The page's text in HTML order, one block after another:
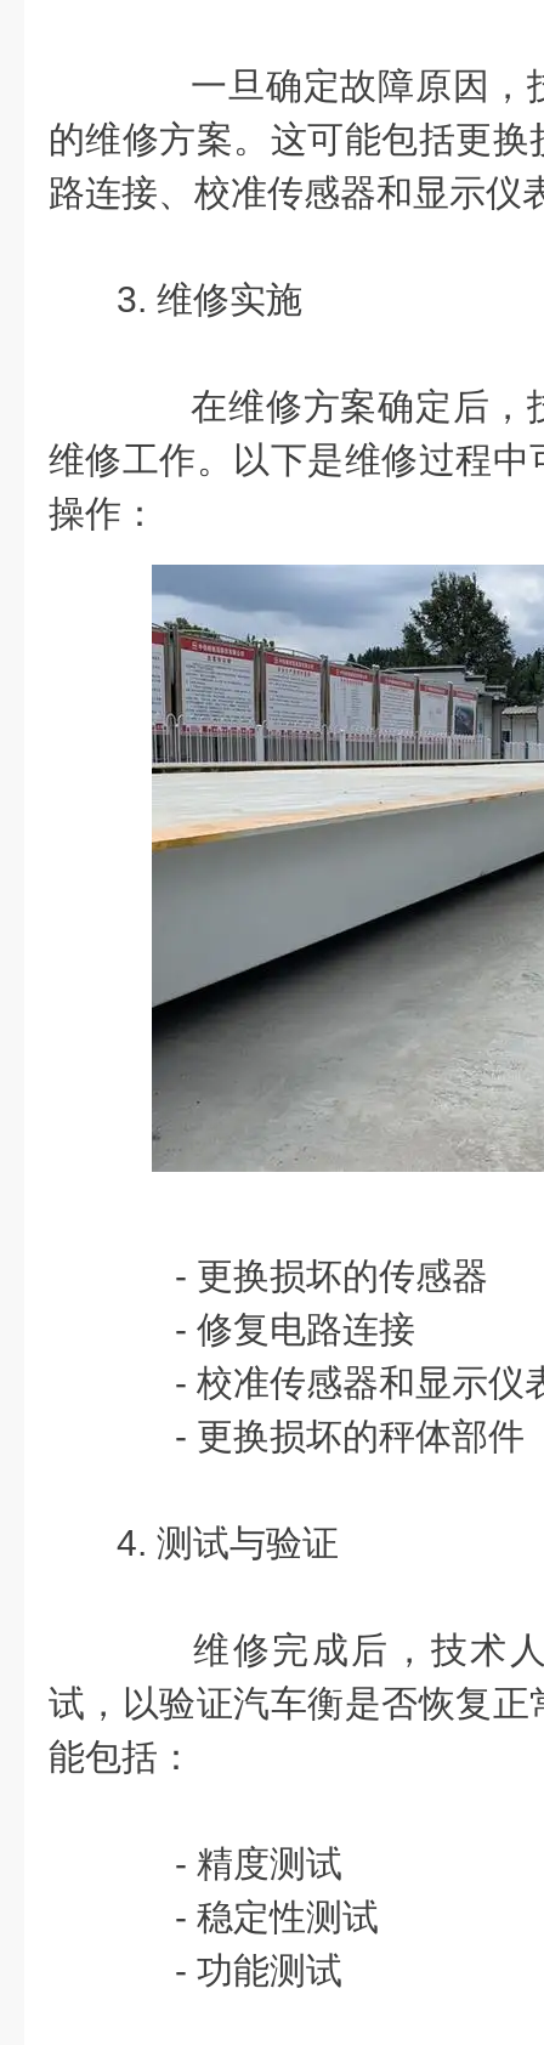
一旦确定故障原因，
的维修方案。这可能包括更
路连接、校准传感器和显示仪
3. 维修实施
在维修方案确定后，
维修工作。以下是维修过程
操作：
- 更换损坏的传感器
- 修复电路连接
- 校准传感器和显示仪
- 更换损坏的秤体部件
4. 测试与验证
维修完成后，技术人
试，以验证汽车衡是否恢复
能包括：
- 精度测试
- 稳定性测试
- 功能测试